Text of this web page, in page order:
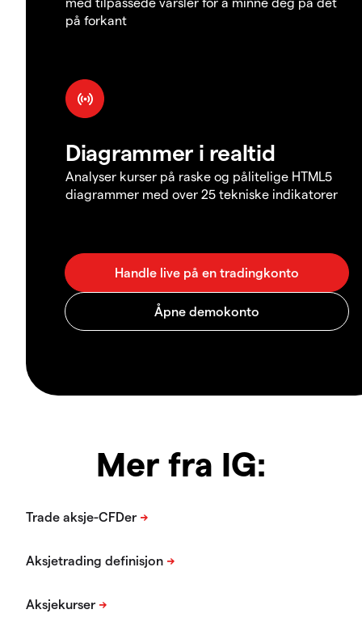
på forkant
Diagrammer i realtid
Analyser kurser på raske og pålitelige HTML5
diagrammer med over 25 tekniske indikatorer
Mer fra IG: